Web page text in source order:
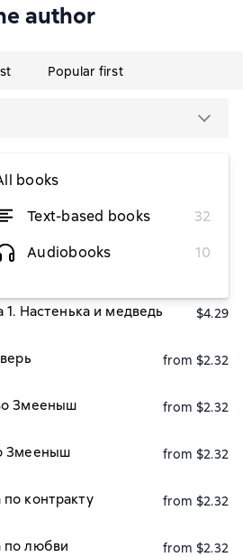
author
Popular first
books
Text-based books
32
Audiobooks
10
Романовой, ведьмы from $1.83
1. Настенька и медведь $4.29
from $2.32
Змееныш from $2.32
Змееныш from $2.32
контракту from $2.32
по любви from $2.32